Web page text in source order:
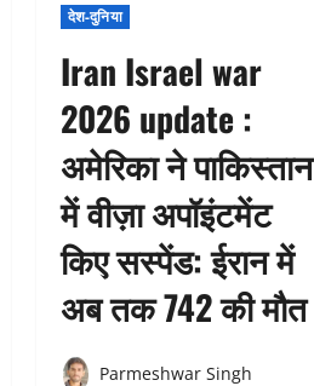
देश-दुनिया
Iran Israel war
2026 update :
अमेरिका ने पाकिस्तान
में वीज़ा अपॉइंटमेंट
किए सस्पेंड: ईरान में
अब तक 742 की मौत
Parmeshwar Singh